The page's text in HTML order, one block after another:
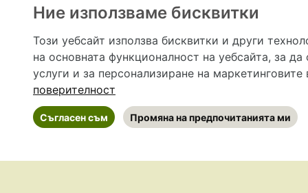
предназначена да служи само и единствено за
допълване на данните и за коригиране на
Ние използваме бисквитки
Този уебсайт използва бисквитки и други
на основната функционалност на уебсайта, за да
услуги и за персонализиране на
поверителност
Съгласен съм Промяна на предпочитанията ми